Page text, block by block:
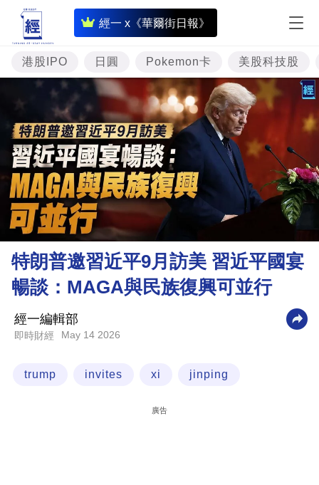
經一 x《華爾街日報》
即
時
財
經
專
題
投
資
樓
市
理
財
商
科
港股IPO 日圓 Pokemon卡 美股科技股
特朗普邀習近平9月訪美 習近平國宴
暢談：MAGA與民族復興可並行
經一編輯部
即時財經 May 14 2026
trump invites xi jinping
廣告